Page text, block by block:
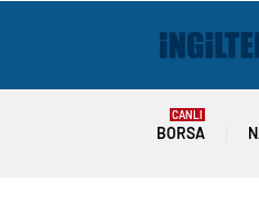
BORSA
CANLI